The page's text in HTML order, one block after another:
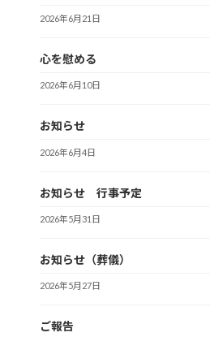
2026年6月21日
心を慰める
2026年6月10日
お知らせ
2026年6月4日
お知らせ 行事予定
2026年5月31日
お知らせ（葬儀）
2026年5月27日
ご報告